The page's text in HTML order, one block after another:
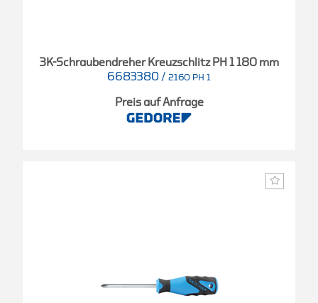
3K-Schraubendreher Kreuzschlitz PH 1 180 mm
6683380 / 2160 PH 1
Preis auf Anfrage